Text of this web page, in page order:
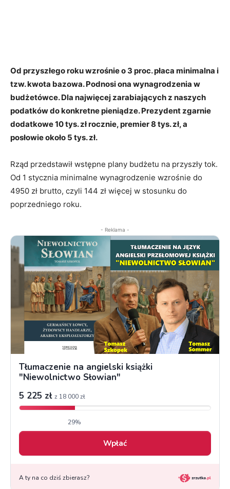
Od przyszłego roku wzrośnie o 3 proc. płaca minimalna i
tzw. kwota bazowa. Podnosi ona wynagrodzenia w
budżetówce. Dla najwięcej zarabiających z naszych
podatków do konkretne pieniądze. Prezydent zgarnie
dodatkowe 10 tys. zł rocznie, premier 8 tys. zł, a
posłowie około 5 tys. zł.
Rząd przedstawił wstępne plany budżetu na przyszły tok.
Od 1 stycznia minimalne wynagrodzenie wzrośnie do
4950 zł brutto, czyli 144 zł więcej w stosunku do
poprzedniego roku.
- Reklama -